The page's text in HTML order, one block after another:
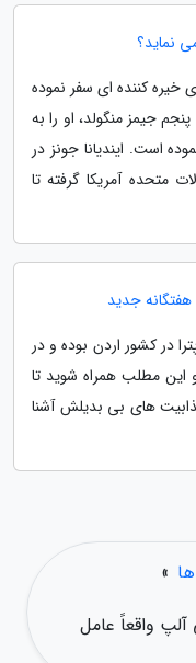
خیره کننده ای سفر نموده
جیمز منگولد، او را به
است. ایندیانا جونز در
متحده آمریکا گرفته تا
جدید
در کشور اردن بوده و در
این مطلب همراه شوید تا
های بی بدیلش آشنا
»
واقعاً عامل